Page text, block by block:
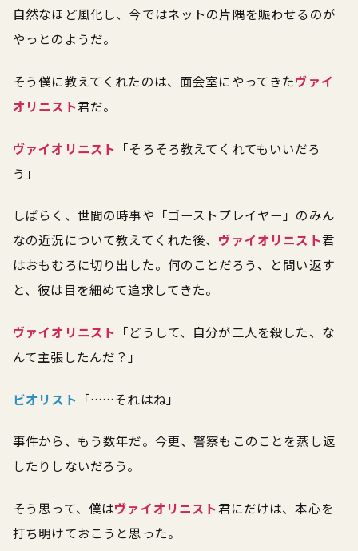
自然なほど風化し、今ではネットの片隅を賑わせるのが
やっとのようだ。
そう僕に教えてくれたのは、面会室にやってきたヴァイ
オリニスト君だ。
ヴァイオリニスト 「そろそろ教えてくれてもいいだろ
う」
しばらく、世間の時事や「ゴーストプレイヤー」のみん
なの近況について教えてくれた後、 ヴァイオリニスト君
はおもむろに切り出した。何のことだろう、と問い返す
と、彼は目を細めて追求してきた。
ヴァイオリニスト 「どうして、自分が二人を殺した、な
んて主張したんだ？」
ビオリスト 「……それはね」
事件から、もう数年だ。今更、警察もこのことを蒸し返
したりしないだろう。
そう思って、僕はヴァイオリニスト君にだけは、本心を
打ち明けておこうと思った。